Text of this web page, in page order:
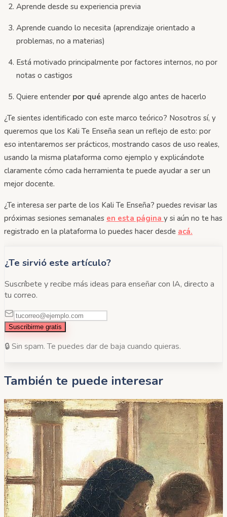
Aprende desde su experiencia previa
Aprende cuando lo necesita (aprendizaje orientado a
problemas, no a materias)
Está motivado principalmente por factores internos, no por
notas o castigos
Quiere entender por qué aprende algo antes de hacerlo
¿Te sientes identificado con este marco teórico? Nosotros sí, y
queremos que los Kali Te Enseña sean un reflejo de esto: por
eso intentaremos ser prácticos, mostrando casos de uso reales,
usando la misma plataforma como ejemplo y explicándote
claramente cómo cada herramienta te puede ayudar a ser un
mejor docente.
¿Te interesa ser parte de los Kali Te Enseña? puedes revisar las
próximas sesiones semanales en esta página y si aún no te has
registrado en la plataforma lo puedes hacer desde acá.
¿Te sirvió este artículo?
Suscríbete y recibe más ideas para enseñar con IA, directo a
tu correo.
Suscribirme gratis
🔒 Sin spam. Te puedes dar de baja cuando quieras.
También te puede interesar